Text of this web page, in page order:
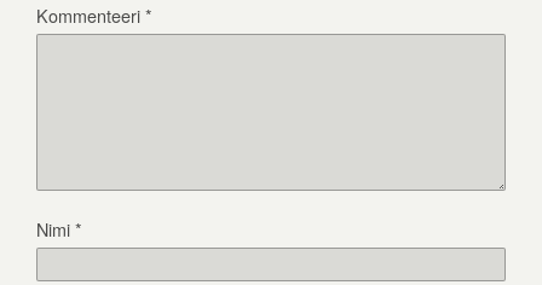
Kommenteeri*
Nimi*